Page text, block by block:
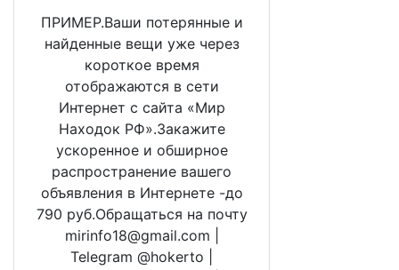
ПРИМЕР.Ваши потерянные и
найденные вещи уже через
короткое время
отображаются в сети
Интернет с сайта «Мир
Находок РФ».Закажите
ускоренное и обширное
распространение вашего
объявления в Интернете -до
790 руб.Обращаться на почту
mirinfo18@gmail.com |
Telegram @hokerto |